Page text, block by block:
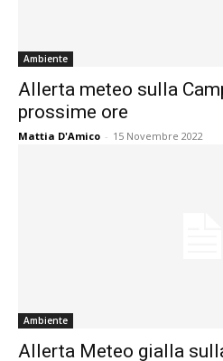
Ambiente
Allerta meteo sulla
prossime ore
Mattia D'Amico - 15 Novembre 2022
Ambiente
Allerta Meteo gialla